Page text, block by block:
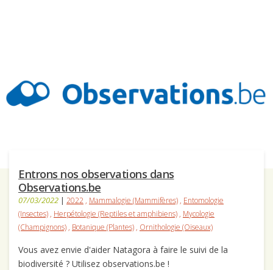
Entrons nos observations dans
Observations.be
07/03/2022 | 2022 , Mammalogie (Mammifères) , Entomologie
(Insectes) , Herpétologie (Reptiles et amphibiens) , Mycologie
(Champignons) , Botanique (Plantes) , Ornithologie (Oiseaux)
Vous avez envie d'aider Natagora à faire le suivi de la
biodiversité ? Utilisez observations.be !